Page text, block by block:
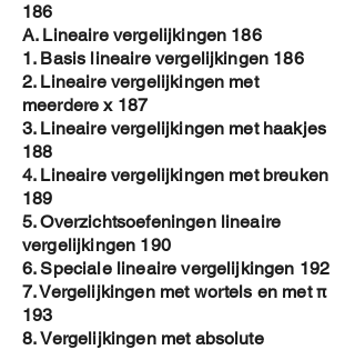
186
A. Lineaire vergelijkingen 186
1. Basis lineaire vergelijkingen 186
2. Lineaire vergelijkingen met
meerdere x 187
3. Lineaire vergelijkingen met haakjes
188
4. Lineaire vergelijkingen met breuken
189
5. Overzichtsoefeningen lineaire
vergelijkingen 190
6. Speciale lineaire vergelijkingen 192
7. Vergelijkingen met wortels en met π
193
8. Vergelijkingen met absolute